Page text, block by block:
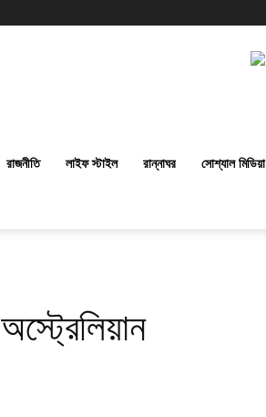
রাজনীতি লাইফ স্টাইল রান্নাঘর সোশ্যাল মিডিয়া